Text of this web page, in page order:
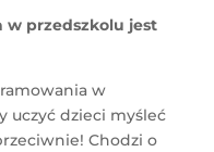
w przedszkolu jest
w
uczyć dzieci myśleć
Chodzi o